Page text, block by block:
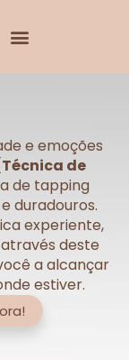
e emoções
de
de tapping
duradouros.
experiente,
deste
a alcançar
estiver.